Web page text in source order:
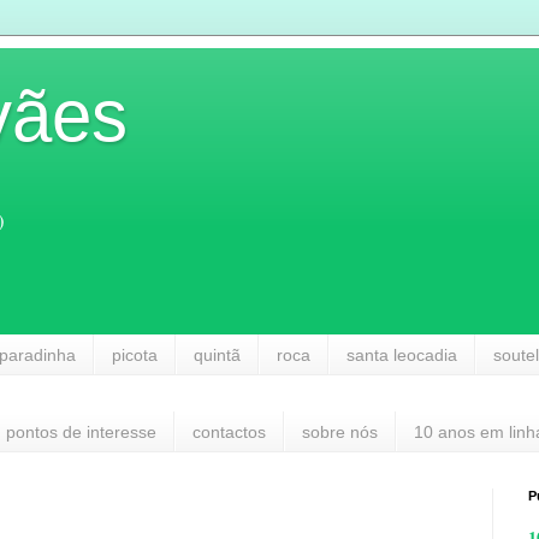
picota quintã roca santa leocadia
pontos de interesse contactos sobre nós 10 anos em